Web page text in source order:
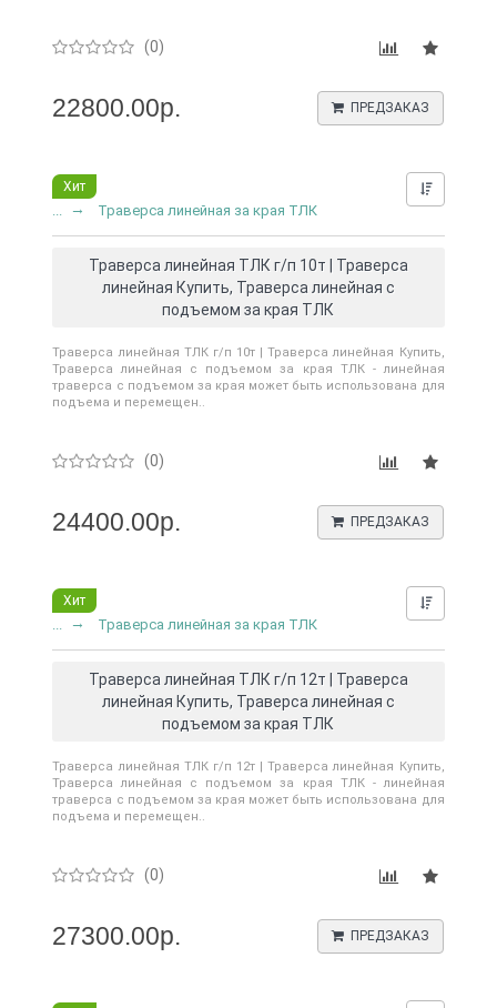
(0)
22800.00р. ПРЕДЗАКАЗ
Хит
Траверса линейная за края ТЛК
Траверса линейная ТЛК г/п 10т | Траверса
линейная Купить, Траверса линейная с
подъемом за края ТЛК
Траверса линейная ТЛК г/п 10т | Траверса линейная Купить,
Траверса линейная с подъемом за края ТЛК - линейная
траверса с подъемом за края может быть использована для
подъема и перемещен..
(0)
24400.00р. ПРЕДЗАКАЗ
Хит
Траверса линейная за края ТЛК
Траверса линейная ТЛК г/п 12т | Траверса
линейная Купить, Траверса линейная с
подъемом за края ТЛК
Траверса линейная ТЛК г/п 12т | Траверса линейная Купить,
Траверса линейная с подъемом за края ТЛК - линейная
траверса с подъемом за края может быть использована для
подъема и перемещен..
(0)
27300.00р. ПРЕДЗАКАЗ